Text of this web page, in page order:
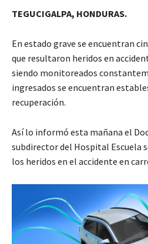
TEGUCIGALPA, HONDURAS.
En estado grave se encuentran
que resultaron heridos en
siendo monitoreados
ingresados se encuentran
recuperación.
Así lo informó esta mañana el
subdirector del Hospital Escuela
los heridos en el accidente en